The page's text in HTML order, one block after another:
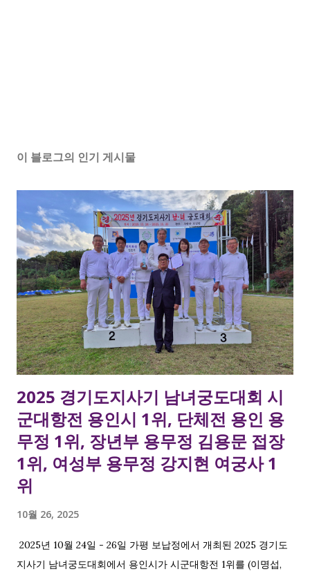
이 블로그의 인기 게시물
2025 경기도지사기 남녀궁도대회 시
군대항전 용인시 1위, 단체전 용인 용
무정 1위, 장년부 용무정 김용문 접장
1위, 여성부 용무정 강지현 여궁사 1
위
10월 26, 2025
2025년 10월 24일 - 26일 가평 보납정에서 개최된 2025 경기도
지사기 남녀궁도대회에서 용인시가 시군대항전 1위를 (이명섭,